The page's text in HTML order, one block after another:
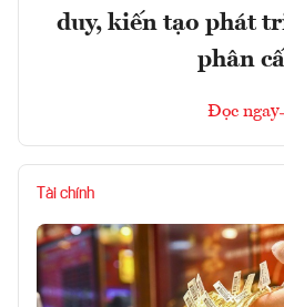
duy, kiến tạo phát
phân
Đọc ngay
Tài chính